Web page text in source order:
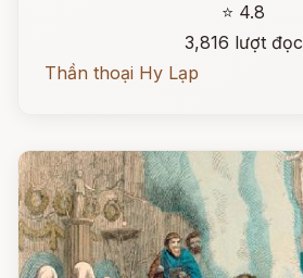
⭐ 4.8
3,816 lượt đọc
Thần thoại Hy Lạp